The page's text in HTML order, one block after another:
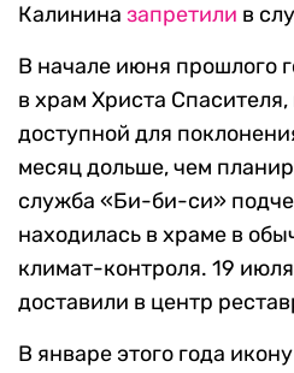
Калинина запретили в
В начале июня прошлого
в храм Христа Спасителя,
доступной для
месяц дольше, чем
служба «Би-би-си»
находилась в храме в
климат-контроля. 19
доставили в центр
В январе этого года